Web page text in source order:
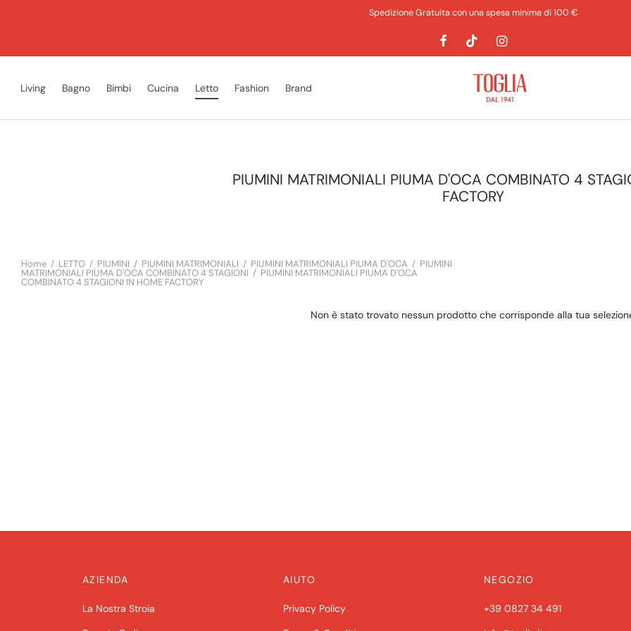
Spedizione Gratuita con una spesa minima di 100 €
Living Bagno Bimbi Cucina Letto Fashion Brand
PIUMINI MATRIMONIALI PIUMA D'OCA COMBINATO 4
FACTORY
Home / LETTO / PIUMINI / PIUMINI MATRIMONIALI / PIUMINI MATRIMONIALI PIUMA D'OCA / PIUMINI
MATRIMONIALI PIUMA D'OCA COMBINATO 4 STAGIONI / PIUMINI MATRIMONIALI PIUMA D'OCA
COMBINATO 4 STAGIONI IN HOME FACTORY
Non è stato trovato nessun prodotto che corrisponde alla tua
AZIENDA
La Nostra Stroia
AIUTO
Privacy Policy
NEGOZIO
+39 0827 34 491